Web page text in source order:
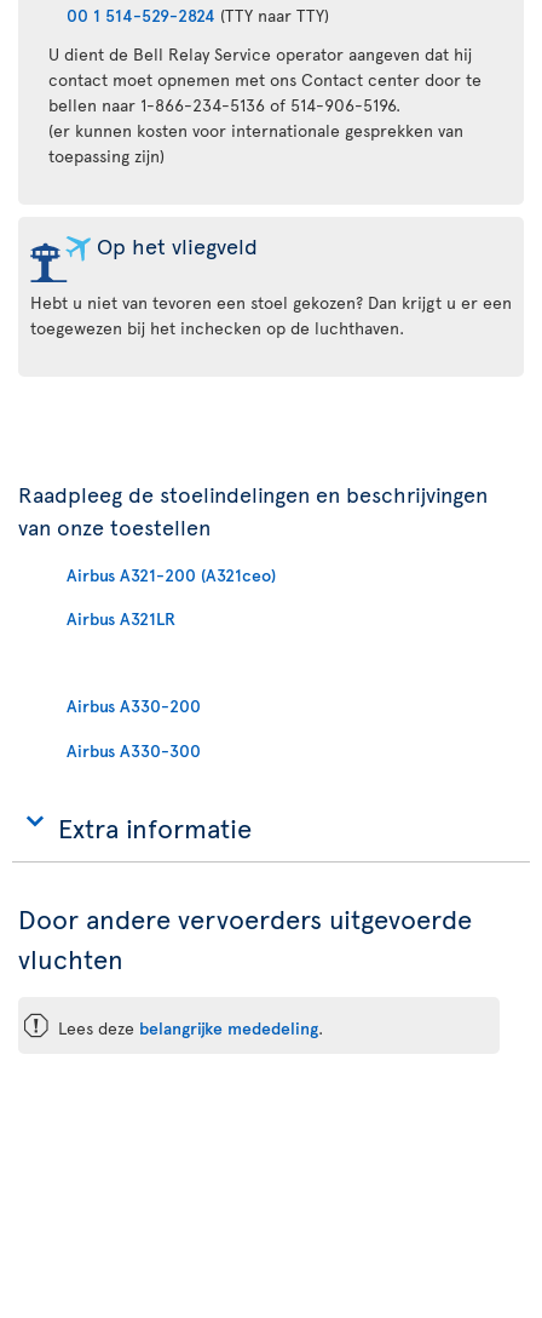
00 1 514-529-2824 (TTY naar TTY)
U dient de Bell Relay Service operator aangeven dat hij
contact moet opnemen met ons Contact center door te
bellen naar 1-866-234-5136 of 514-906-5196.
(er kunnen kosten voor internationale gesprekken van
toepassing zijn)
Op het vliegveld
Hebt u niet van tevoren een stoel gekozen? Dan krijgt u er een
toegewezen bij het inchecken op de luchthaven.
Raadpleeg de stoelindelingen en beschrijvingen
van onze toestellen
Airbus A321-200 (A321ceo)
Airbus A321LR
Airbus A330-200
Airbus A330-300
Extra informatie
Door andere vervoerders uitgevoerde
vluchten
ü Lees deze belangrijke mededeling.